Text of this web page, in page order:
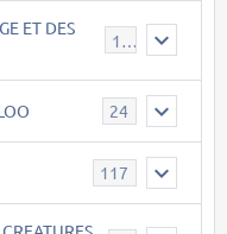
ET DES
17
24
117